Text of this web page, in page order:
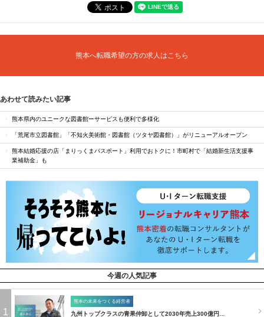
熊本へ転職希望の方の求人はこちら
あわせて読みたい記事
熊本県内のユニークな図書館ーサービスも便利で多様化
「荒尾市立図書館」「不知火美術館・図書館（ツタヤ図書館）」がリニューアルオープン
熊本結婚応援の店「まりっくまパスポート」利用でおトクに！市町村で「結婚新生活支援事
業補助金」も
今週の人気記事
1
熊本の未来をつくる経営者
九州トップクラスの青果仲卸として2030年売上300億円…